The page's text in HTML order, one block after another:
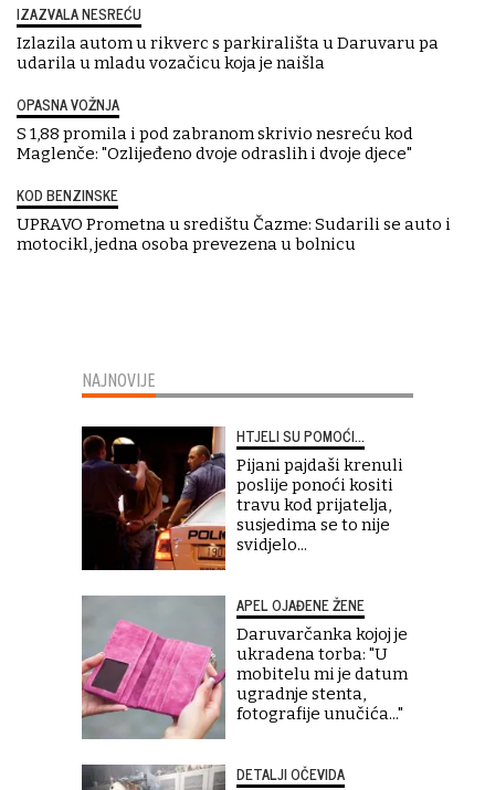
IZAZVALA NESREĆU
Izlazila autom u rikverc s parkirališta u Daruvaru pa
udarila u mladu vozačicu koja je naišla
OPASNA VOŽNJA
S 1,88 promila i pod zabranom skrivio nesreću kod
Maglenče: "Ozlijeđeno dvoje odraslih i dvoje djece"
KOD BENZINSKE
UPRAVO Prometna u središtu Čazme: Sudarili se auto i
motocikl, jedna osoba prevezena u bolnicu
NAJNOVIJE
HTJELI SU POMOĆI...
Pijani pajdaši krenuli
poslije ponoći kositi
travu kod prijatelja,
susjedima se to nije
svidjelo...
APEL OJAĐENE ŽENE
Daruvarčanka kojoj je
ukradena torba: "U
mobitelu mi je datum
ugradnje stenta,
fotografije unučića..."
DETALJI OČEVIDA